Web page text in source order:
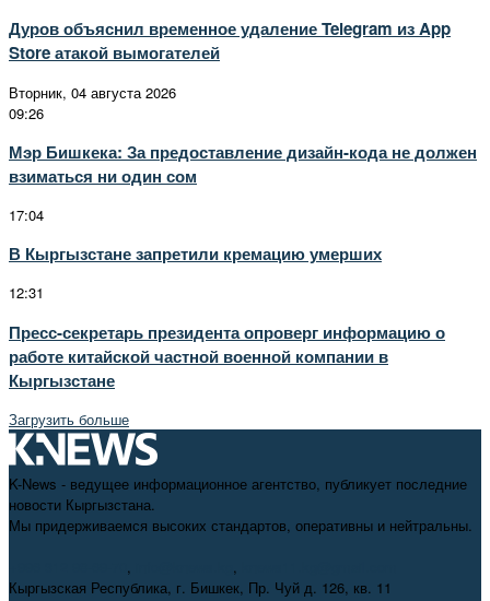
Дуров объяснил временное удаление Telegram из App
Store атакой вымогателей
Вторник, 04 августа 2026
09:26
Мэр Бишкека: За предоставление дизайн-кода не должен
взиматься ни один сом
17:04
В Кыргызстане запретили кремацию умерших
12:31
Пресс-секретарь президента опроверг информацию о
работе китайской частной военной компании в
Кыргызстане
Загрузить больше
K-News - ведущее информационное агентство, публикует последние
новости Кыргызстана.
Мы придерживаемся высоких стандартов, оперативны и нейтральны.
, ,
Кыргызская Республика, г. Бишкек, Пр. Чуй д. 126, кв. 11